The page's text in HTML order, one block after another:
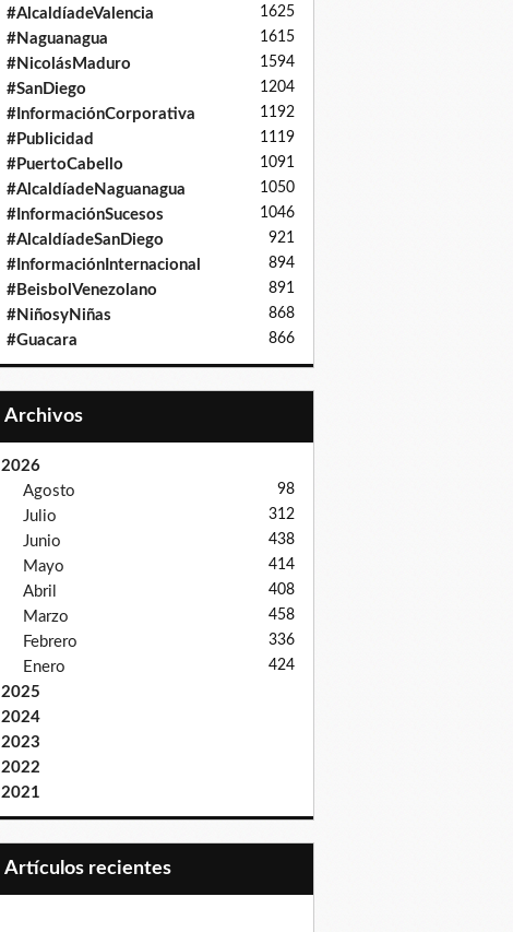
#AlcaldíadeValencia 1625
#Naguanagua 1615
#NicolásMaduro 1594
#SanDiego 1204
#InformaciónCorporativa 1192
#Publicidad 1119
#PuertoCabello 1091
#AlcaldíadeNaguanagua 1050
#InformaciónSucesos 1046
#AlcaldíadeSanDiego 921
#InformaciónInternacional 894
#BeisbolVenezolano 891
#NiñosyNiñas 868
#Guacara 866
Archivos
2026
Agosto
98
Julio 312
Junio 438
Mayo 414
Abril 408
Marzo 458
Febrero 336
Enero 424
2025
2024
2023
2022
2021
Artículos recientes